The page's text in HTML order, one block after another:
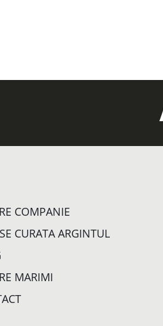
COMPANIE
CURATA ARGINTUL
MARIMI